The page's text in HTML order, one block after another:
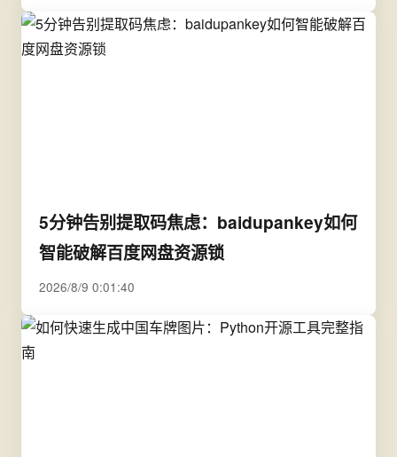
5分钟告别提取码焦虑：baidupankey如何
智能破解百度网盘资源锁
2026/8/9 0:01:40